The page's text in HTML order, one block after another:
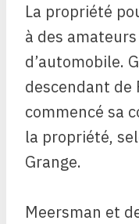
La propriété
à des
d’automobile.
descendant de
commencé sa
la propriété,
Grange.
Meersman et